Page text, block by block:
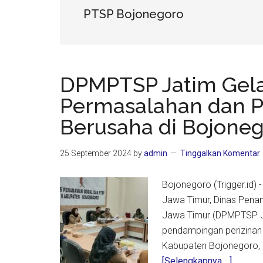
PTSP Bojonegoro
DPMPTSP Jatim
Permasalahan dan
Berusaha di
25 September 2024 byadmin Tinggalkan Komentar
Bojonegoro (Trigger.id)
Jawa Timur, Dinas
Jawa Timur
pendampingan
Kabupaten